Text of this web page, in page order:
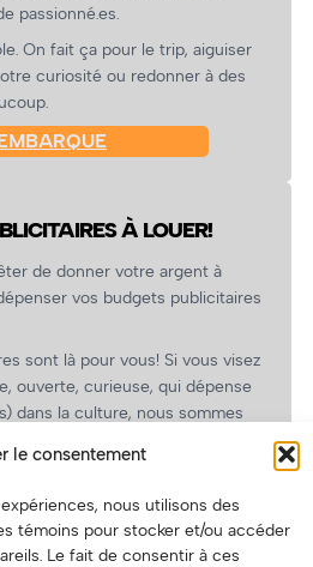
le consentement
nous utilisons des
témoins pour stocker et/ou accéder
Le fait de consentir à ces
passionné.es.
On fait ça pour le trip, aiguiser
curiosité ou redonner à des
À LOUER!
de donner votre argent à
vos budgets publicitaires
sont là pour vous! Si vous visez
ouverte, curieuse, qui dépense
dans la culture, nous sommes
spéciaux pour vous, les